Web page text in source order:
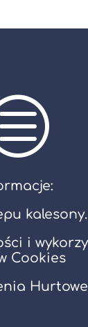
i
Cookies
Hurtowe